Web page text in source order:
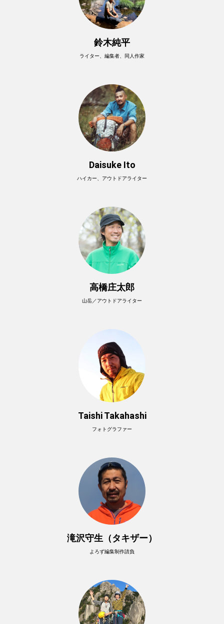
鈴木純平
ライター、編集者、同人作家
Daisuke Ito
ハイカー、アウトドアライター
高橋庄太郎
山岳／アウトドアライター
Taishi Takahashi
フォトグラファー
滝沢守生（タキザー）
よろず編集制作請負